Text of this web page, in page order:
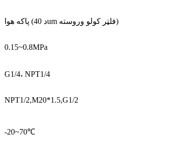
پاکه هوا (د 40um فلټر کولو وروسته)
0.15~0.8MPa
G1/4، NPT1/4
NPT1/2,M20*1.5,G1/2
-20~70℃